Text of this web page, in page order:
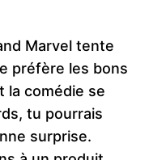
Marvel tente
préfère les bons
la comédie se
tu pourrais
surprise.